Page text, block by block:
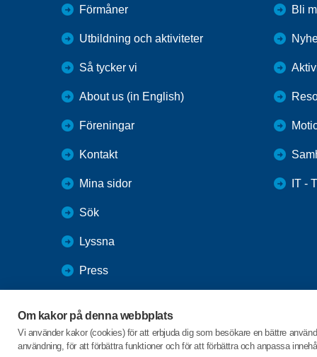
Om kakor på denna webbplats
Vi använder kakor (cookies) för att erbjuda dig som besökare en bättre
användning, för att förbättra funktioner och för att förbättra och anpassa
Förmåner
Utbildning och aktiviteter
Så tycker vi
About us (in English)
Föreningar
Kontakt
Mina sidor
Sök
Lyssna
Press
SPF Seniorernas intranät
Bli
IT -